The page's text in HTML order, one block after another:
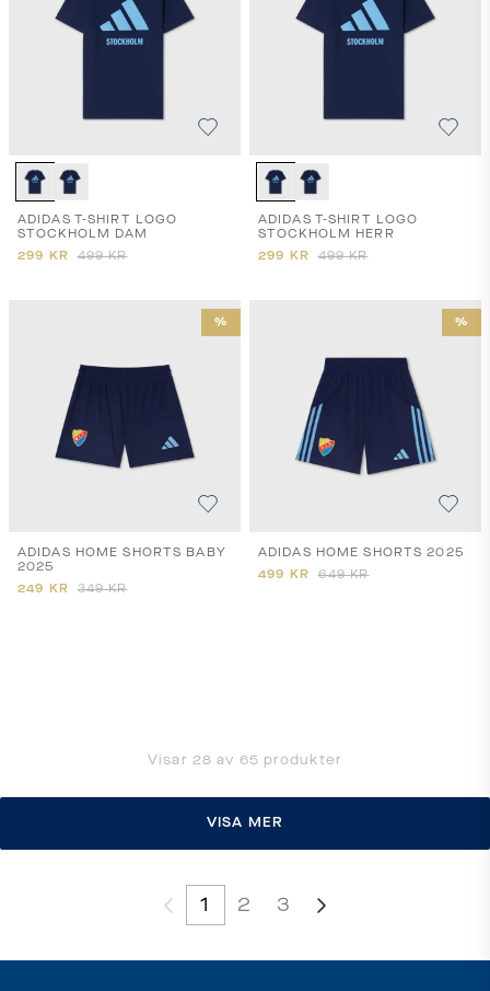
ADIDAS T-SHIRT LOGO
STOCKHOLM DAM
299 KR 499 KR
ADIDAS T-SHIRT LOGO
STOCKHOLM HERR
299 KR 499 KR
%
ADIDAS HOME SHORTS BABY
2025
249 KR 349 KR
%
ADIDAS HOME SHORTS 2025
499 KR 649 KR
Visar 28 av 65 produkter
VISA MER
1 2 3